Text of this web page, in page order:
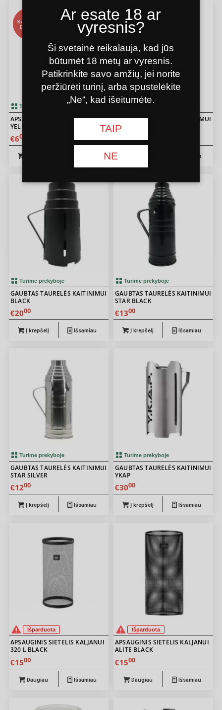
KALJANŲ
DIENOS
Turime prekyboje
APSAUGINIS SIETELIS KALJANUI
YELLOW
€600
KALJANŲ
DIENOS
GAUBTAS TAURELĖS KAITINIMUI
ARMA BLACK
€15
Išsamiau
Turime prekyboje
GAUBTAS TAURELĖS KAITINIMUI
BLACK
€2000
Į krepšelį Išsamiau
Turime prekyboje
GAUBTAS TAURELĖS KAITINIMUI
STAR BLACK
€1300
Į krepšelį Išsamiau
Turime prekyboje
GAUBTAS TAURELĖS KAITINIMUI
STAR SILVER
€1200
Į krepšelį Išsamiau
Turime prekyboje
GAUBTAS TAURELĖS KAITINIMUI
YKAP
€3000
Į krepšelį Išsamiau
Išparduota
APSAUGINIS SIETELIS KALJANUI
320 L BLACK
€1500
Daugiau Išsamiau
Išparduota
APSAUGINIS SIETELIS KALJANUI
ALITE BLACK
€1500
Daugiau Išsamiau
Ar esate 18 ar
vyresnis?
Ši svetainė reikalauja, kad jūs
būtumėt 18 metų ar vyresnis.
Patikrinkite savo amžių, jei norite
peržiūrėti turinį, arba spustelėkite
„Ne“, kad išeitumėte.
TAIP
NE